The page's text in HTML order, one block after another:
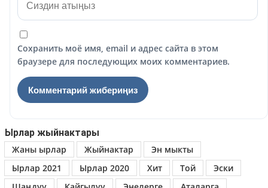
Сохранить моё имя, email и адрес сайта в этом
браузере для последующих моих комментариев.
Ырлар жыйнактары
Жаны ырлар
Жыйнактар
Эн мыкты
Ырлар 2021
Ырлар 2020 Хит Той
Эски